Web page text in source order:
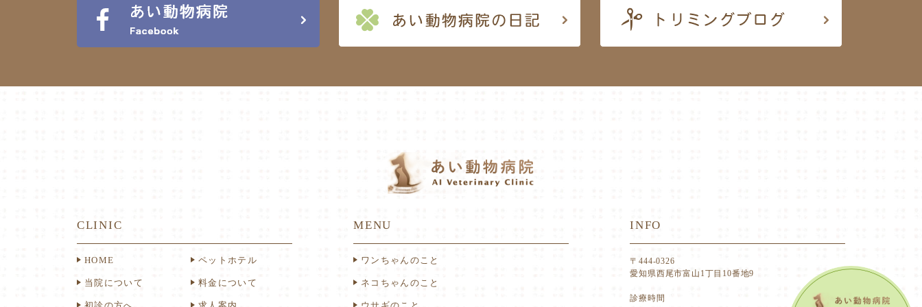
CLINIC
HOME
当院について
ペットホテル
料金について
MENU
ワンちゃんのこと
ネコちゃんのこと
INFO
〒444-0326
愛知県西尾市富山1丁目10番地9
診療時間